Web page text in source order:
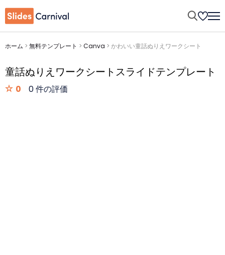
ホーム > 無料テンプレート > Canva > かわいい童話ぬりえワークシート
童話ぬりえワークシートスライドテンプレート
0 0 件の評価